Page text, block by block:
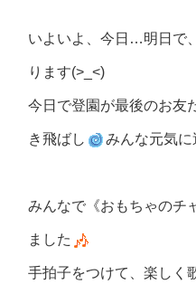
いよいよ、今日…明日で
ります(>_<)
今日で登園が最後のお友
き飛ばし みんな元気
みんなで《おもちゃのチ
ました
手拍子をつけて、楽しく